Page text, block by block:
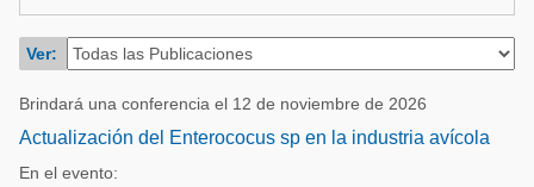
Ver:
Brindará una conferencia el 12 de noviembre de 2026
Actualización del Enterococus sp en la industria avícola
En el evento: